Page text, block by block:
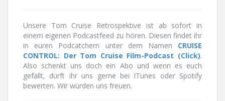
Unsere Tom Cruise Retrospektive ist ab sofort in
einem eigenen Podcastfeed zu hören. Diesen findet ihr
in euren Podcatchern unter dem Namen CRUISE
CONTROL: Der Tom Cruise Film-Podcast (Click).
Also schenkt uns doch ein Abo und wenn es euch
gefällt, dürft ihr uns gerne bei ITunes oder Spotify
bewerten. Wir würden uns freuen.